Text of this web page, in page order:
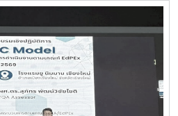
น“เครื่องสกัดกาแฟรูปแบบใหม่โดย
ม• นายอนุพงศ์ เขื่อนแก้วนักศึกษา
อุตสาหกรรมเกษตร• นายอาทิตย์
โท คณะวิศวกรรมและอุตสาหกรรม
นักศึกษาปริญญาตรี คณะ
Chandra
ท วิทยาลัยนานาชาติอาจารย์ที่